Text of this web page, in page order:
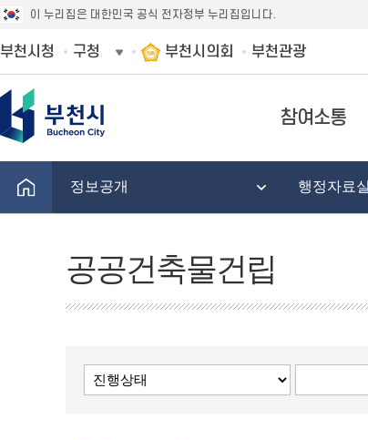
이 누리집은 대한민국 공식 전자정부 누리집입니다.
부천시청 구청 부천시의회 부천관광
참여소통
정보공개 행정자료실
공공건축물건립